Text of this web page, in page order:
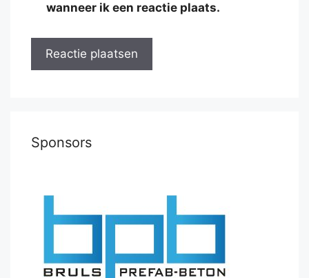
wanneer ik een reactie plaats.
Sponsors